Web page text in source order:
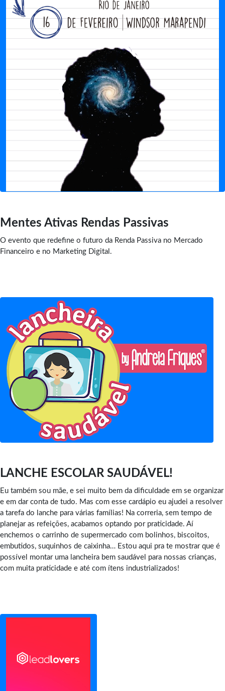
Mentes Ativas Rendas Passivas
O evento que redefine o futuro da Renda Passiva no Mercado
Financeiro e no Marketing Digital.
LANCHE ESCOLAR SAUDÁVEL!
Eu também sou mãe, e sei muito bem da dificuldade em se organizar
e em dar conta de tudo. Mas com esse cardápio eu ajudei a resolver
a tarefa do lanche para várias famílias! Na correria, sem tempo de
planejar as refeições, acabamos optando por praticidade. Aí
enchemos o carrinho de supermercado com bolinhos, biscoitos,
embutidos, suquinhos de caixinha… Estou aqui pra te mostrar que é
possível montar uma lancheira bem saudável para nossas crianças,
com muita praticidade e até com ítens industrializados!